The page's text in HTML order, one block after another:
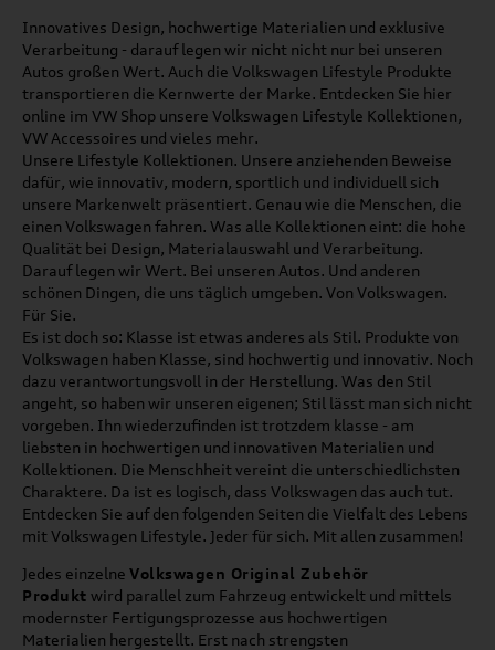
Innovatives Design, hochwertige Materialien und exklusive
Verarbeitung - darauf legen wir nicht nicht nur bei unseren
Autos großen Wert. Auch die Volkswagen Lifestyle Produkte
transportieren die Kernwerte der Marke. Entdecken Sie hier
online im VW Shop unsere Volkswagen Lifestyle Kollektionen,
VW Accessoires und vieles mehr.
Unsere Lifestyle Kollektionen. Unsere anziehenden Beweise
dafür, wie innovativ, modern, sportlich und individuell sich
unsere Markenwelt präsentiert. Genau wie die Menschen, die
einen Volkswagen fahren. Was alle Kollektionen eint: die hohe
Qualität bei Design, Materialauswahl und Verarbeitung.
Darauf legen wir Wert. Bei unseren Autos. Und anderen
schönen Dingen, die uns täglich umgeben. Von Volkswagen.
Für Sie.
Es ist doch so: Klasse ist etwas anderes als Stil. Produkte von
Volkswagen haben Klasse, sind hochwertig und innovativ. Noch
dazu verantwortungsvoll in der Herstellung. Was den Stil
angeht, so haben wir unseren eigenen; Stil lässt man sich nicht
vorgeben. Ihn wiederzufinden ist trotzdem klasse - am
liebsten in hochwertigen und innovativen Materialien und
Kollektionen. Die Menschheit vereint die unterschiedlichsten
Charaktere. Da ist es logisch, dass Volkswagen das auch tut.
Entdecken Sie auf den folgenden Seiten die Vielfalt des Lebens
mit Volkswagen Lifestyle. Jeder für sich. Mit allen zusammen!
Jedes einzelne Volkswagen Original Zubehör
Produkt wird parallel zum Fahrzeug entwickelt und mittels
modernster Fertigungsprozesse aus hochwertigen
Materialien hergestellt. Erst nach strengsten